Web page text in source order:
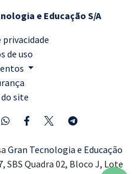
e Educação S/A
de uso
site
Gran Tecnologia e Educação
SBS Quadra 02, Bloco J, Lote